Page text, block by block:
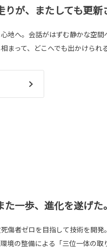
りが、またしても更新
地へ。会話がはずむ静かな空間
まって、どこへでも出かけられ
た一歩、進化を遂げた
傷者ゼロを目指して技術を開発
境の整備による「三位一体の